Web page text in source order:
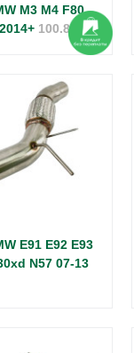
M3 M4 F80
100.8173
E91 E92 E93
N57 07-13